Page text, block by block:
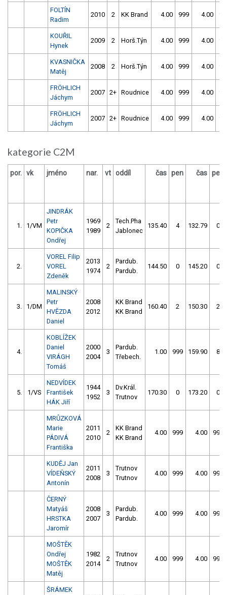
FOLTÍN
Radim
2010 2 KK Brand 4.00 999 4.00
KOUŘIL
Hynek
2009 2 Horš.Týn 4.00 999 4.00
KVASNIČKA
Matěj
2008 2 Horš.Týn 4.00 999 4.00
FRÖHLICH
Jáchym
2007 2+ Roudnice 4.00 999 4.00
FRÖHLICH
Jáchym
2007 2+ Roudnice 4.00 999 4.00
kategorie C2M
por. vk jméno nar. vt oddíl čas pen čas pen
1. 1/VM
JINDRÁK
Petr
KOPIČKA
Ondřej
1969
1989
2
Tech.Pha
Jablonec
135.40 4 132.79 0
2.
VOREL Filip
VOREL
Zdeněk
2013
1974
2
Pardub.
Pardub.
144.50 0 145.20 0
3. 1/DM
MALINSKÝ
Petr
HVĚZDA
Daniel
2008
2012
KK Brand
KK Brand
160.40 2 150.30 2
4.
KOBLÍŽEK
Daniel
VIRÁGH
Tomáš
2000
2004
3
Pardub.
Třebech.
1.00 999 159.90 8
5. 1/VS
NEDVÍDEK
František
HÁK Jiří
1944
1952
3
Dv.Král.
Trutnov
170.30 0 173.20 0
MRŮZKOVÁ
Marie
PÁDIVÁ
Františka
2011
2010
2
KK Brand
KK Brand
4.00 999 4.00 999
KUDĚJ Jan
VÍDEŇSKÝ
Antonín
2011
2008
3
Trutnov
Trutnov
4.00 999 4.00 999
ČERNÝ
Matyáš
HRSTKA
Jaromír
2008
2007
3
Pardub.
Pardub.
4.00 999 4.00 999
MOŠTĚK
Ondřej
MOŠTĚK
Matěj
1982
2014
2
Trutnov
Trutnov
4.00 999 4.00 999
ŠRÁMEK